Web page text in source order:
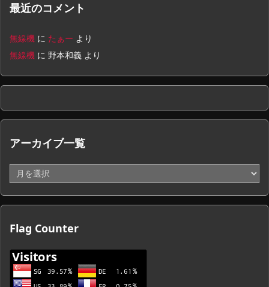
最近のコメント
無線機 に たぁー より
無線機 に 野本和義 より
アーカイブ一覧
ー
カ
イ
一
Flag Counter